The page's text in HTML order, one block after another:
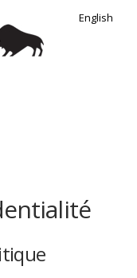
English